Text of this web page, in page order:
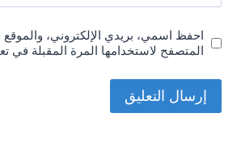
احفظ اسمي، بريدي الإلكتروني، والموقع
المتصفح لاستخدامها المرة المقبلة في